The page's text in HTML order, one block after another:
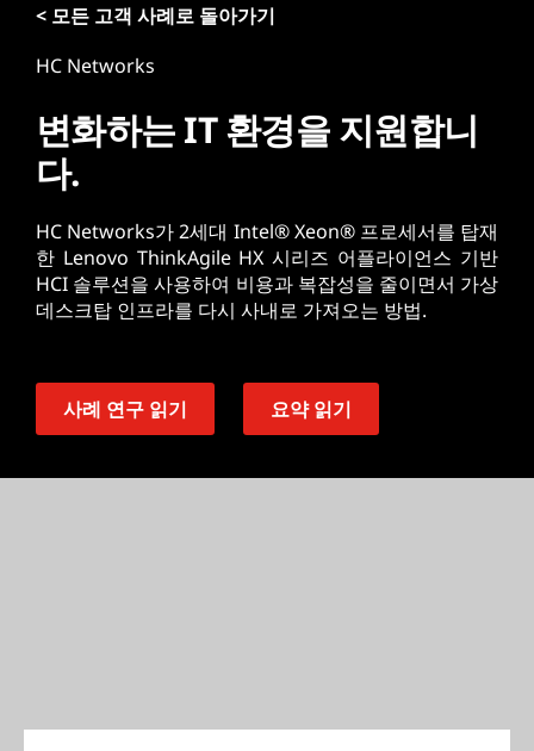
< 모든 고객 사례로 돌아가기
HC Networks
변화하는 IT 환경을 지원합니
다.
HC Networks가 2세대 Intel® Xeon® 프로세서를 탑재
한 Lenovo ThinkAgile HX 시리즈 어플라이언스 기반
HCI 솔루션을 사용하여 비용과 복잡성을 줄이면서 가상
데스크탑 인프라를 다시 사내로 가져오는 방법.
사례 연구 읽기 요약 읽기